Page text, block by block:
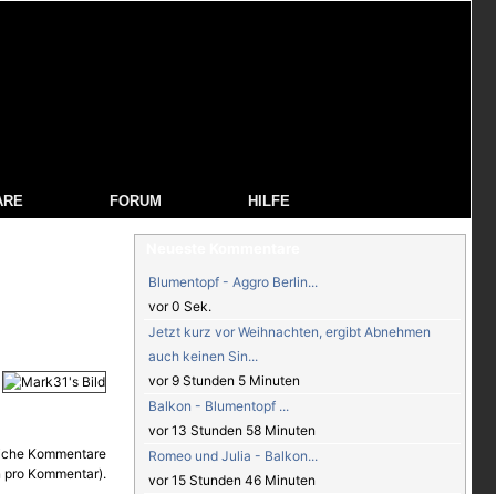
FORUM HILFE
Blumentopf - Aggro Berlin...
vor 0 Sek.
Jetzt kurz vor Weihnachten, ergibt Abnehmen
auch keinen Sin...
vor 9 Stunden 5 Minuten
Balkon - Blumentopf ...
vor 13 Stunden 58 Minuten
Romeo und Julia - Balkon...
vor 15 Stunden 46 Minuten